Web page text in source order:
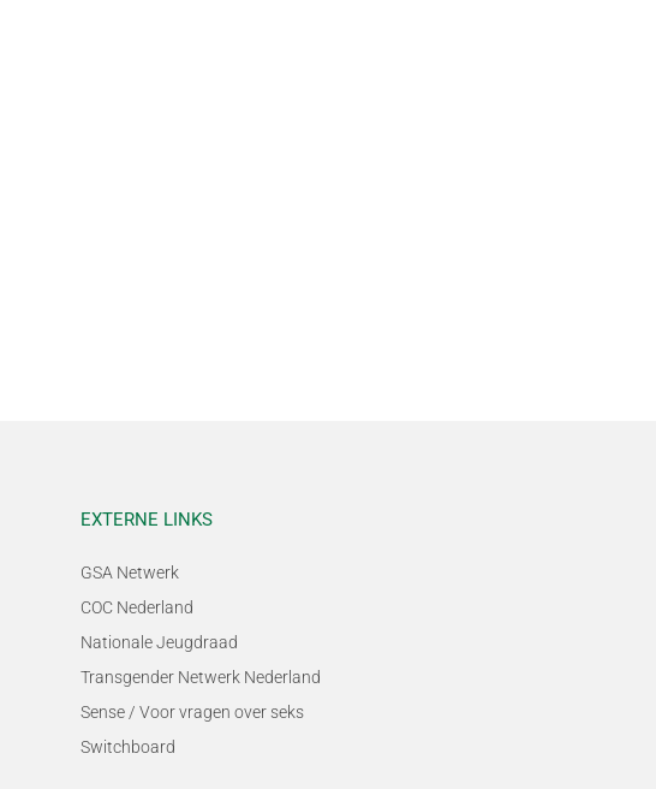
EXTERNE LINKS
GSA Netwerk
COC Nederland
Nationale Jeugdraad
Transgender Netwerk Nederland
Sense / Voor vragen over seks
Switchboard